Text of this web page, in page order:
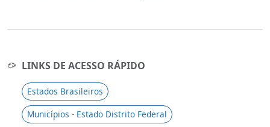
LINKS DE ACESSO RÁPIDO
Estados Brasileiros
Municípios - Estado Distrito Federal